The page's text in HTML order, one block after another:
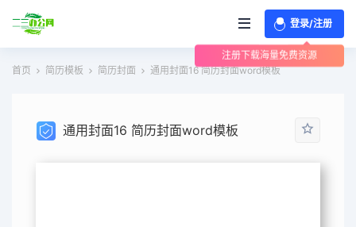
登录/注册
注册下载海量免费资源
首页 简历模板 简历封面 通用封面16 简历封面word模板
通用封面16 简历封面word模板